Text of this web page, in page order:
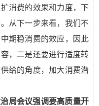
消费的效果和力度，下
从下一步来看，我们不
期稳消费的效应，因此
，二是还要进行适度转
给的角度，加大消费潜
局会议强调要高质量开